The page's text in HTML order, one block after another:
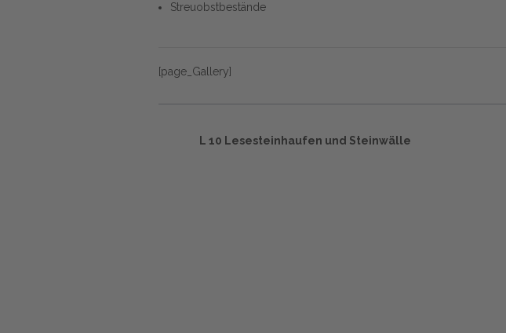
Streuobstbestände
[page_Gallery]
L 10 Lesesteinhaufen und Steinwälle